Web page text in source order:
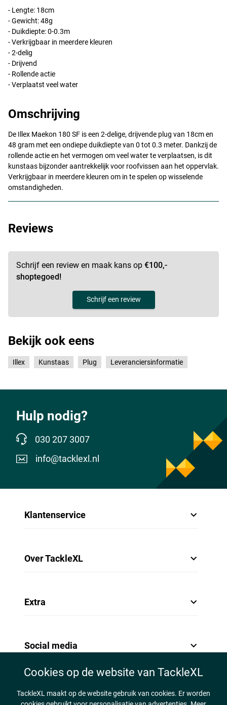
Muddy Secret Roach
Nf Ayu
Bone
- Lengte: 18cm
- Gewicht: 48g
- Duikdiepte: 0-0.3m
- Verkrijgbaar in meerdere kleuren
- 2-delig
- Drijvend
- Rollende actie
- Verplaatst veel water
Omschrijving
De Illex Maekon 180 SF is een 2-delige, drijvende plug van 18cm en
48 gram met een ondiepe duikdiepte van 0 tot 0.3 meter. Dankzij de
rollende actie en het vermogen om veel water te verplaatsen, is dit
kunstaas bijzonder aantrekkelijk voor roofvissen aan het oppervlak.
Verkrijgbaar in meerdere kleuren om in te spelen op wisselende
omstandigheden.
Reviews
Schrijf een review en maak kans op €100,-
shoptegoed!
Schrijf een review
Bekijk ook eens
Illex Kunstaas Plug Leveranciersinformatie
Hulp nodig?
030 207 3007
info@tacklexl.nl
Klantenservice
Over TackleXL
Extra
Social media
Cookies op de website van TackleXL
TackleXL maakt op de website gebruik van cookies. Er worden